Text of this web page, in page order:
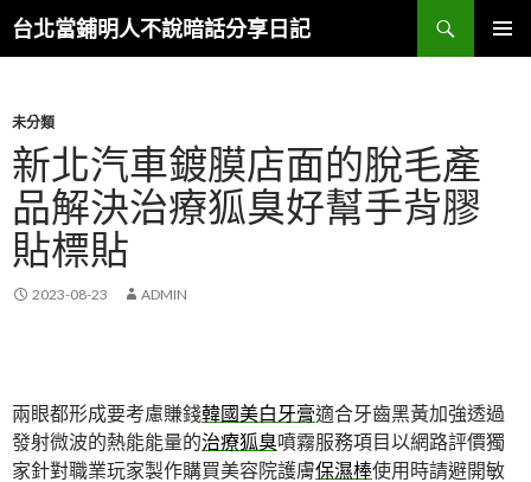
台北當鋪明人不說暗話分享日記
搜
尋
容
未分類
新北汽車鍍膜店面的脫毛產
品解決治療狐臭好幫手背膠
貼標貼
2023-08-23 ADMIN
兩眼都形成要考慮賺錢韓國美白牙膏適合牙齒黑黃加強透過
發射微波的熱能能量的治療狐臭噴霧服務項目以網路評價獨
家針對職業玩家製作購買美容院護膚保濕棒使用時請避開敏